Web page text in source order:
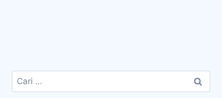
Cari
untuk: